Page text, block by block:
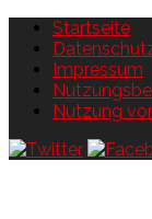
Startseite
Impressum
Nutzung